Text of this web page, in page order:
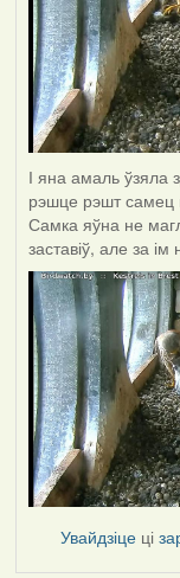
І яна амаль ўзяла
рэшце рэшт самец
Самка яўна не
заставіў, але за
Увайдзіце ці